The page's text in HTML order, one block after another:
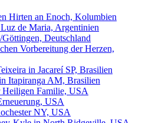
Hirten an Enoch, Kolumbien
de Maria, Argentinien
Deutschland
Vorbereitung der Herzen,
in Jacareí SP, Brasilien
Itapiranga AM, Brasilien
Heiligen Familie, USA
USA
NY, USA